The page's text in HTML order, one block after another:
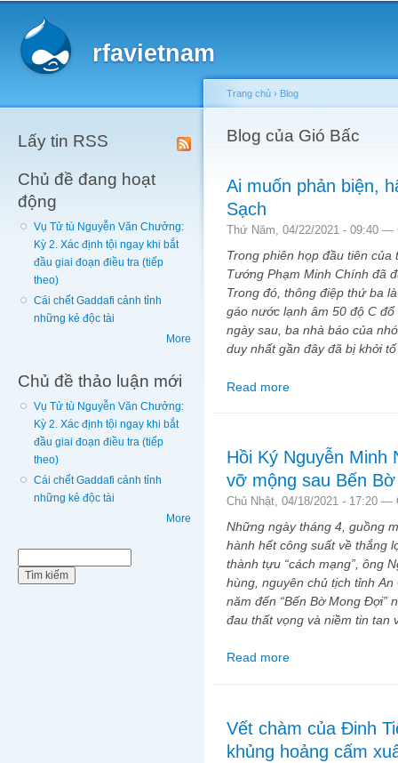
rfavietnam
Lấy tin RSS
Chủ đề đang hoạt
động
Vụ Tử tù Nguyễn Văn Chưởng:
Kỳ 2. Xác định tội ngay khi bắt
đầu giai đoạn điều tra (tiếp
theo)
Cái chết Gaddafi cảnh tỉnh
những kẻ độc tài
More
Chủ đề thảo luận mới
Vụ Tử tù Nguyễn Văn Chưởng:
Kỳ 2. Xác định tội ngay khi bắt
đầu giai đoạn điều tra (tiếp
theo)
Cái chết Gaddafi cảnh tỉnh
những kẻ độc tài
More
You are here
Trang chủ › Blog
Blog của Gió Bấc
Ai muốn phản biện,
Sạch
Thứ Năm, 04/22/2021 - 09:40 —
Trong phiên họp đầu tiên
Tướng Phạm Minh Chính đã
Trong đó, thông điệp thứ ba
gáo nước lạnh âm 50 độ C
ngày sau, ba nhà báo của
duy nhất gần đây đã bị khởi
Read more
Hồi Ký Nguyễn
vỡ mộng sau Bến
Chủ Nhật, 04/18/2021 - 17:20 —
Những ngày tháng 4, guồng
hành hết công suất về thắng
thành tựu “cách mạng”, ông
hùng, nguyên chủ tịch tỉnh
năm đến “Bến Bờ Mong Đợi”
đau thất vọng và niềm tin tan
Read more
Vết chàm của Đinh
khủng hoảng cấm